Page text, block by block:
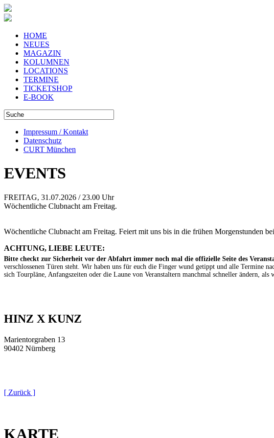
HOME
NEUES
MAGAZIN
KOLUMNEN
LOCATIONS
TERMINE
TICKETSHOP
E-BOOK
Impressum / Kontakt
Datenschutz
CURT München
EVENTS
FREITAG, 31.07.2026 / 23.00 Uhr
Wöchentliche Clubnacht am Freitag.
Wöchentliche Clubnacht am Freitag. Feiert mit uns bis in die frühen Morgenstunden
ACHTUNG, LIEBE LEUTE:
Bitte checkt zur Sicherheit vor der Abfahrt immer noch mal die offizielle Seite des
verschlossenen Türen steht. Wir haben uns für euch die Finger wund getippt und alle Termine
sich Tourpläne, Anfangszeiten oder die Laune von Veranstaltern manchmal schneller ändern,
HINZ X KUNZ
Marientorgraben 13
90402 Nürnberg
[ Zurück ]
KARTE